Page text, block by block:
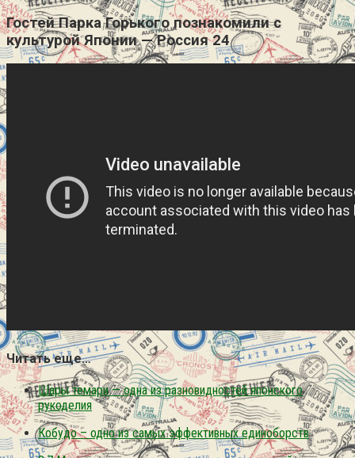
Гостей Парка Горького познакомили с
культурой Японии — Россия 24
Читать еще…
Шары темари — одна из разновидностей японского
рукоделия
Кобудо – одно из самых эффективных единоборств